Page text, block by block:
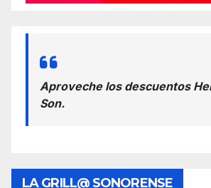
Aproveche los descuentos
Son.
LA GRILL@ SONORENSE